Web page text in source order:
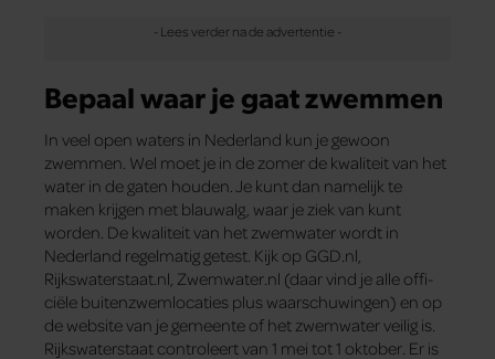
Bepaal waar je gaat zwemmen
In veel open waters in Nederland kun je gewoon
zwemmen. Wel moet je in de zomer de kwaliteit van het
water in de gaten houden. Je kunt dan namelijk te
maken krijgen met blauwalg, waar je ziek van kunt
worden. De kwaliteit van het zwemwater wordt in
Nederland regelmatig getest. Kijk op GGD.nl,
Rijkswaterstaat.nl, Zwemwater.nl (daar vind je alle offi­
ciële ­buitenzwemlocaties plus waarschuwingen) en op
de website van je gemeente of het zwemwater veilig is.
Rijkswaterstaat controleert van 1 mei tot 1 oktober. Er is